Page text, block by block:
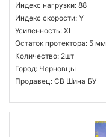
Индекс нагрузки: 88
Индекс скорости: Y
Усиленность: XL
Остаток протектора: 5 мм
Количество: 2шт
Город: Черновцы
Продавец: СВ Шина БУ